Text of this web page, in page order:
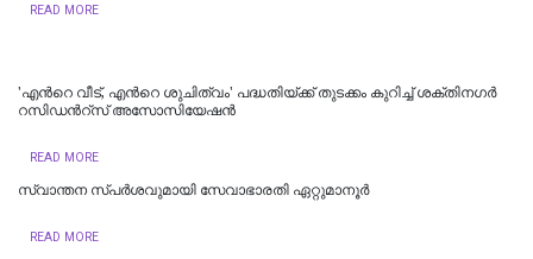
READ MORE
'എന്‍റെ വീട്, എന്‍റെ ശുചിത്വം' പദ്ധതിയ്ക്ക് തുടക്കം കുറിച്ച് ശക്തിനഗര്‍
റസിഡന്‍റ്സ് അസോസിയേഷന്‍
READ MORE
സ്വാന്തന സ്പർശവുമായി സേവാഭാരതി ഏറ്റുമാനൂർ
READ MORE